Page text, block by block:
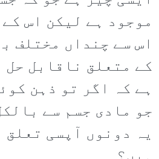
موجود ہے لیکن اس
اس سے چنداں مختلف
کے متعلق ناقابل حل
ہے کہ اگر تو ذہن
جو مادی جسم سے
یہ دونوں آپسی